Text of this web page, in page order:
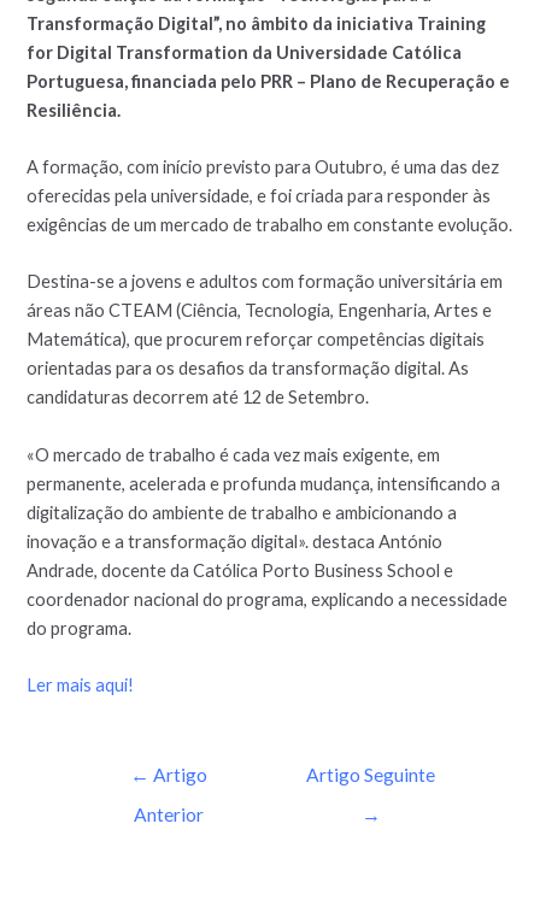
Transformação Digital”, no âmbito da iniciativa Training
for Digital Transformation da Universidade Católica
Portuguesa, financiada pelo PRR – Plano de Recuperação e
Resiliência.
A formação, com início previsto para Outubro, é uma das dez
oferecidas pela universidade, e foi criada para responder às
exigências de um mercado de trabalho em constante evolução.
Destina-se a jovens e adultos com formação universitária em
áreas não CTEAM (Ciência, Tecnologia, Engenharia, Artes e
Matemática), que procurem reforçar competências digitais
orientadas para os desafios da transformação digital. As
candidaturas decorrem até 12 de Setembro.
«O mercado de trabalho é cada vez mais exigente, em
permanente, acelerada e profunda mudança, intensificando a
digitalização do ambiente de trabalho e ambicionando a
inovação e a transformação digital». destaca António
Andrade, docente da Católica Porto Business School e
coordenador nacional do programa, explicando a necessidade
do programa.
Ler mais aqui!
← Artigo
Anterior
Artigo Seguinte
→